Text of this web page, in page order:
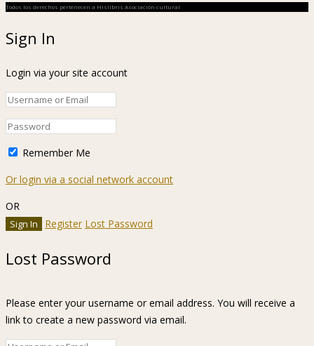
Todos los derechos pertenecen a Hislibris Asociación cultural
Sign In
Login via your site account
Remember Me
Or login via a social network account
OR
Register Lost Password
Lost Password
Please enter your username or email address. You will receive a
link to create a new password via email.